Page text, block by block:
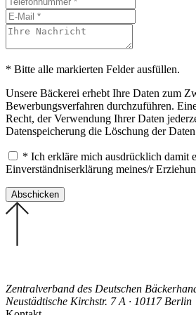
* Bitte alle markierten Felder ausfüllen.
Unsere Bäckerei erhebt Ihre Daten zum
Bewerbungsverfahren durchzuführen.
Recht, der Verwendung Ihrer Daten
Datenspeicherung die Löschung der
* Ich erkläre mich ausdrücklich damit
Einverständniserklärung meines/r
Zentralverband des Deutschen
Neustädtische Kirchstr. 7 A · 10117 Berlin